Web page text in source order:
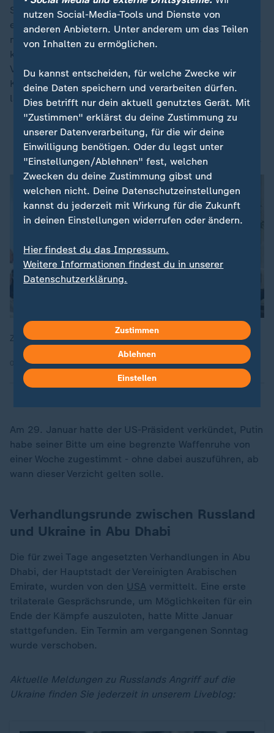
Selenskyj warf Moskau vor, gegen die von Trump
erwirkte Teilwaffenruhe verstoßen zu haben. Trump
machte am Dienstag (Ortszeit) vor laufenden Kameras
klar, dass er in den russischen Luftangriffen keinen
Verstoß gegen seine Absprache mit Putin sieht. Der
Kremlchef habe sein Wort gehalten und eine Woche
lang auf Angriffe verzichtet, sagte Trump.
Ukraine: Massive Angriffe vor neuer
Verhandlungsrunde
Zuletzt hat Russland schwere Luftangriffe auf Kiew geflogen.
04.02.2026 | 2:09 min
Am 29. Januar hatte der US-Präsident verkündet, Putin
habe seiner Bitte um eine begrenzte Waffenruhe von
einer Woche zugestimmt - ohne dabei auszuführen, ab
wann dieser Verzicht gelten solle.
Verhandlungsrunde zwischen Russland
und Ukraine in Abu Dhabi
Die für zwei Tage angesetzten Verhandlungen in Abu
Dhabi, der Hauptstadt der Vereinigten Arabischen
Emirate, wurden von den USA vermittelt. Eine erste
trilaterale Gesprächsrunde, um Möglichkeiten für ein
Ende der Kämpfe auszuloten, hatte Mitte Januar
stattgefunden. Ein Termin am vergangenen Sonntag
wurde verschoben.
Aktuelle Meldungen zu Russlands Angriff auf die
Ukraine finden Sie jederzeit in unserem Liveblog:
nutzen Social-Media-Tools und Dienste von
anderen Anbietern. Unter anderem um das Teilen
von Inhalten zu ermöglichen.
Du kannst entscheiden, für welche Zwecke wir
deine Daten speichern und verarbeiten dürfen.
Dies betrifft nur dein aktuell genutztes Gerät. Mit
"Zustimmen" erklärst du deine Zustimmung zu
unserer Datenverarbeitung, für die wir deine
Einwilligung benötigen. Oder du legst unter
"Einstellungen/Ablehnen" fest, welchen
Zwecken du deine Zustimmung gibst und
welchen nicht. Deine Datenschutzeinstellungen
kannst du jederzeit mit Wirkung für die Zukunft
in deinen Einstellungen widerrufen oder ändern.
Hier findest du das Impressum.
Weitere Informationen findest du in unserer
Datenschutzerklärung.
Zustimmen
Ablehnen
Einstellen